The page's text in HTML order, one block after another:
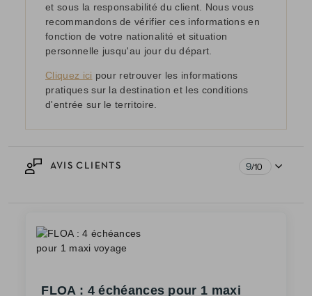
AVIS CLIENTS 9/10
et sous la responsabilité du client. Nous vous
recommandons de vérifier ces informations en
fonction de votre nationalité et situation
personnelle jusqu'au jour du départ.
Cliquez ici pour retrouver les informations
pratiques sur la destination et les conditions
d'entrée sur le territoire.
FLOA : 4 échéances pour 1 maxi